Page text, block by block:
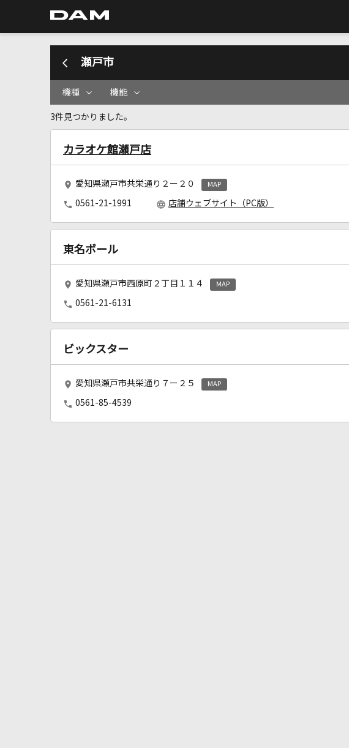
瀬戸市
機種 機能
3件見つかりました。
カラオケ館瀬戸店
愛知県瀬戸市共栄通り２ー２０ MAP
0561-21-1991 店舗ウェブサイト（PC版）
東名ボール
愛知県瀬戸市西原町２丁目１１４ MAP
0561-21-6131
ビックスター
愛知県瀬戸市共栄通り７ー２５ MAP
0561-85-4539